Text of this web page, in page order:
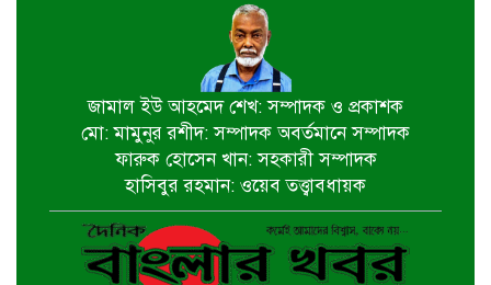
বৃক্ষরোপণের মাধ্যমে সবুজ বাংলাদেশ
বিনির্মাণে অবদান রাখবে মোংলা বন্দর
সেন্টমার্টিনে কোস্টগার্ডের উদ্যোগে ২০
হাজার চারা রোপণ করা হবে
বাগেরহাট পৌর বিএনপির আয়োজনে
বৃক্ষরোপণ কর্মসূচি পালিত
জামাল ইউ আহমেদ শেখ: সম্পাদক ও প্রকাশক
মো: মামুনুর রশীদ: সম্পাদক অবর্তমানে সম্পাদক
ফারুক হোসেন খান: সহকারী সম্পাদক
হাসিবুর রহমান: ওয়েব তত্ত্বাবধায়ক